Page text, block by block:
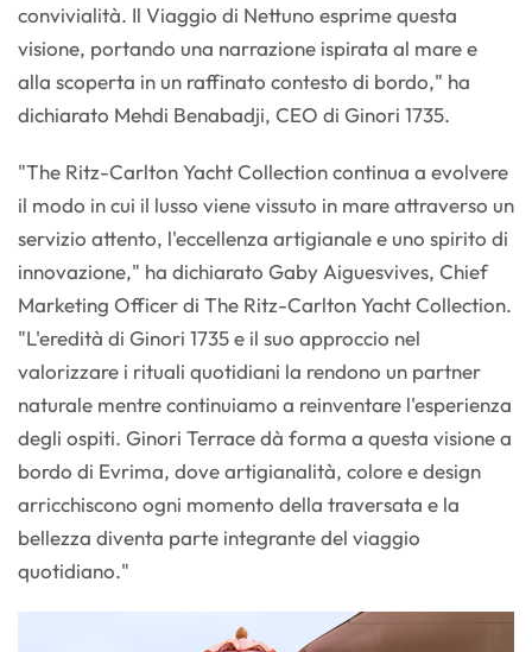
convivialità. Il Viaggio di Nettuno esprime questa
visione, portando una narrazione ispirata al mare e
alla scoperta in un raffinato contesto di bordo," ha
dichiarato Mehdi Benabadji, CEO di Ginori 1735.
"The Ritz-Carlton Yacht Collection continua a evolvere
il modo in cui il lusso viene vissuto in mare attraverso un
servizio attento, l'eccellenza artigianale e uno spirito di
innovazione," ha dichiarato Gaby Aiguesvives, Chief
Marketing Officer di The Ritz-Carlton Yacht Collection.
"L'eredità di Ginori 1735 e il suo approccio nel
valorizzare i rituali quotidiani la rendono un partner
naturale mentre continuiamo a reinventare l'esperienza
degli ospiti. Ginori Terrace dà forma a questa visione a
bordo di Evrima, dove artigianalità, colore e design
arricchiscono ogni momento della traversata e la
bellezza diventa parte integrante del viaggio
quotidiano."